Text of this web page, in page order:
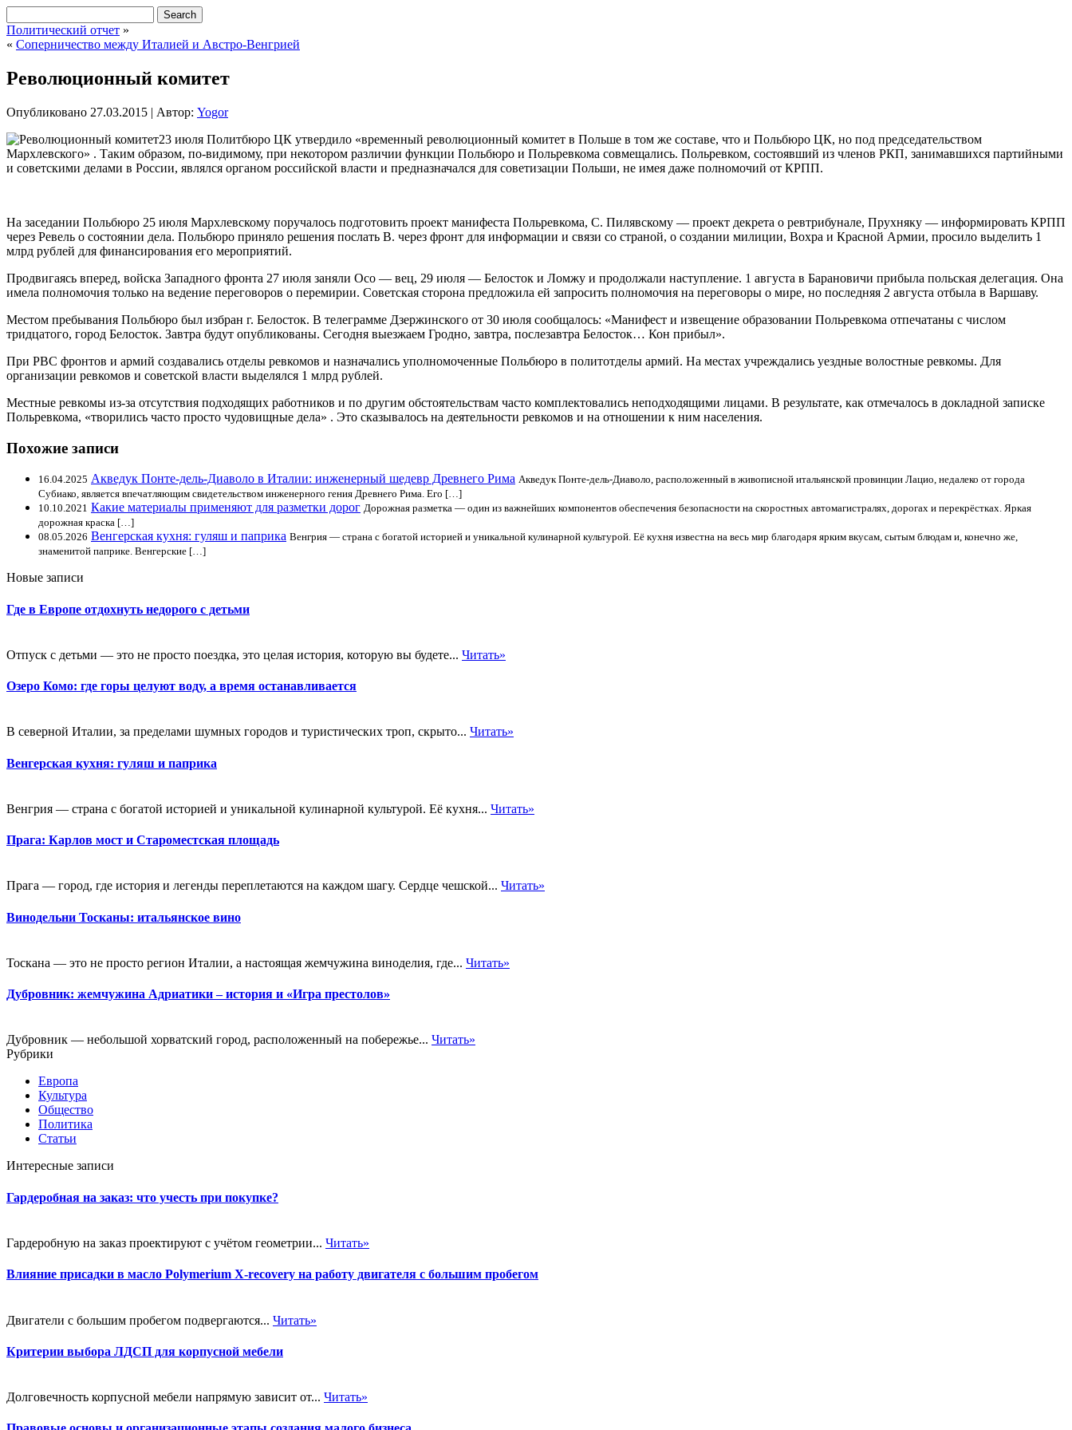
Политический отчет »
« Соперничество между Италией и Австро-Венгрией
Революционный комитет
Опубликовано 27.03.2015 | Автор: Yogor
23 июля Политбюро ЦК утвердило «временный революционный комитет в Польше в том же составе, что и Польбюро ЦК, но под председательством
Мархлевского» . Таким образом, по-видимому, при некотором различии функции Польбюро и Польревкома совмещались. Польревком, состоявший из членов РКП, занимавшихся партийными
и советскими делами в России, являлся органом российской власти и предназначался для советизации Польши, не имея даже полномочий от КРПП.
На заседании Польбюро 25 июля Мархлевскому поручалось подготовить проект манифеста Польревкома, С. Пилявскому — проект декрета о ревтрибунале, Прухняку — информировать КРПП
через Ревель о состоянии дела. Польбюро приняло решения послать В. через фронт для информации и связи со страной, о создании милиции, Вохра и Красной Армии, просило выделить 1
млрд рублей для финансирования его мероприятий.
Продвигаясь вперед, войска Западного фронта 27 июля заняли Осо — вец, 29 июля — Белосток и Ломжу и продолжали наступление. 1 августа в Барановичи прибыла польская делегация. Она
имела полномочия только на ведение переговоров о перемирии. Советская сторона предложила ей запросить полномочия на переговоры о мире, но последняя 2 августа отбыла в Варшаву.
Местом пребывания Польбюро был избран г. Белосток. В телеграмме Дзержинского от 30 июля сообщалось: «Манифест и извещение образовании Польревкома отпечатаны с числом
тридцатого, город Белосток. Завтра будут опубликованы. Сегодня выезжаем Гродно, завтра, послезавтра Белосток… Кон прибыл».
При РВС фронтов и армий создавались отделы ревкомов и назначались уполномоченные Польбюро в политотделы армий. На местах учреждались уездные волостные ревкомы. Для
организации ревкомов и советской власти выделялся 1 млрд рублей.
Местные ревкомы из-за отсутствия подходящих работников и по другим обстоятельствам часто комплектовались неподходящими лицами. В результате, как отмечалось в докладной записке
Польревкома, «творились часто просто чудовищные дела» . Это сказывалось на деятельности ревкомов и на отношении к ним населения.
Похожие записи
16.04.2025 Акведук Понте-дель-Диаволо в Италии: инженерный шедевр Древнего Рима Акведук Понте-дель-Диаволо, расположенный в живописной итальянской провинции Лацио, недалеко от города
Субиако, является впечатляющим свидетельством инженерного гения Древнего Рима. Его […]
10.10.2021 Какие материалы применяют для разметки дорог Дорожная разметка — один из важнейших компонентов обеспечения безопасности на скоростных автомагистралях, дорогах и перекрёстках. Яркая
дорожная краска […]
08.05.2026 Венгерская кухня: гуляш и паприка Венгрия — страна с богатой историей и уникальной кулинарной культурой. Её кухня известна на весь мир благодаря ярким вкусам, сытым блюдам и, конечно же,
знаменитой паприке. Венгерские […]
Новые записи
Где в Европе отдохнуть недорого с детьми
Отпуск с детьми — это не просто поездка, это целая история, которую вы будете... Читать»
Озеро Комо: где горы целуют воду, а время останавливается
В северной Италии, за пределами шумных городов и туристических троп, скрыто... Читать»
Венгерская кухня: гуляш и паприка
Венгрия — страна с богатой историей и уникальной кулинарной культурой. Её кухня... Читать»
Прага: Карлов мост и Староместская площадь
Прага — город, где история и легенды переплетаются на каждом шагу. Сердце чешской... Читать»
Винодельни Тосканы: итальянское вино
Тоскана — это не просто регион Италии, а настоящая жемчужина виноделия, где... Читать»
Дубровник: жемчужина Адриатики – история и «Игра престолов»
Дубровник — небольшой хорватский город, расположенный на побережье... Читать»
Рубрики
Европа
Культура
Общество
Политика
Статьи
Интересные записи
Гардеробная на заказ: что учесть при покупке?
Гардеробную на заказ проектируют с учётом геометрии... Читать»
Влияние присадки в масло Polymerium X-recovery на работу двигателя с большим пробегом
Двигатели с большим пробегом подвергаются... Читать»
Критерии выбора ЛДСП для корпусной мебели
Долговечность корпусной мебели напрямую зависит от... Читать»